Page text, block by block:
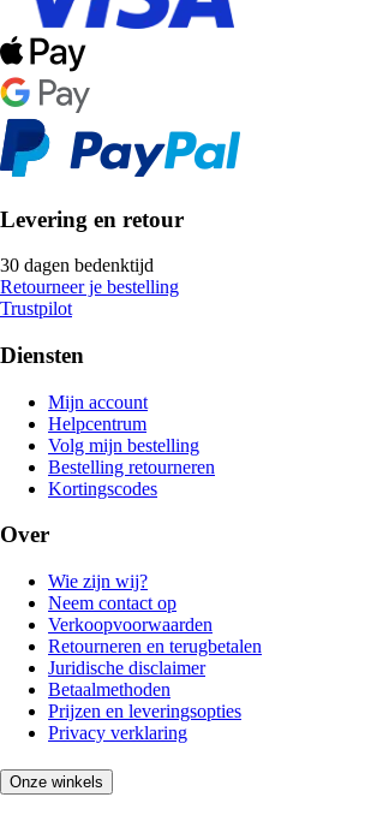
Levering en retour
30 dagen bedenktijd
Retourneer je bestelling
Trustpilot
Diensten
Mijn account
Helpcentrum
Volg mijn bestelling
Bestelling retourneren
Kortingscodes
Over
Wie zijn wij?
Neem contact op
Verkoopvoorwaarden
Retourneren en terugbetalen
Juridische disclaimer
Betaalmethoden
Prijzen en leveringsopties
Privacy verklaring
Onze winkels